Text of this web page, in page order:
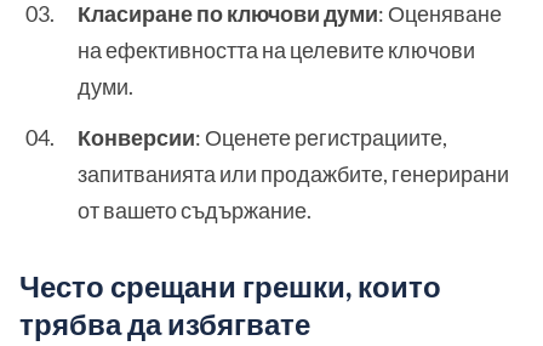
Класиране по ключови думи: Оценяване
на ефективността на целевите ключови
думи.
Конверсии: Оценете регистрациите,
запитванията или продажбите, генерирани
от вашето съдържание.
Често срещани грешки, които
трябва да избягвате